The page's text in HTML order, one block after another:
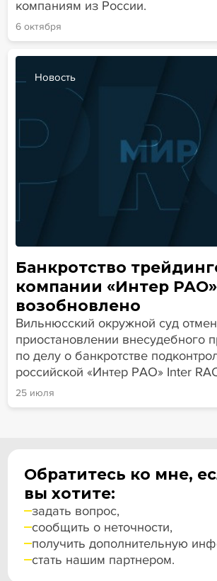
компаниям из России.
6 октября
Новость
Банкротство
компании «‎Интер
возобновлено
Вильнюсский окружной суд
приостановлении внесудебного
по делу о банкротстве
российской «Интер РАО» Inter
25 июля
Обратитесь ко мне,
вы хотите:
задать вопрос,
сообщить о неточности,
получить дополнительную
стать нашим партнером.